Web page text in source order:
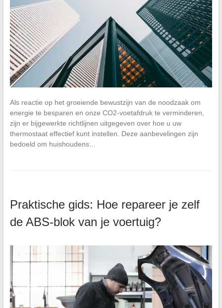
Als reactie op het groeiende bewustzijn van de noodzaak om
energie te besparen en onze CO2-voetafdruk te verminderen,
zijn er bijgewerkte richtlijnen uitgegeven over hoe u uw
thermostaat effectief kunt instellen. Deze aanbevelingen zijn
bedoeld om huishoudens…
Praktische gids: Hoe repareer je zelf
de ABS-blok van je voertuig?